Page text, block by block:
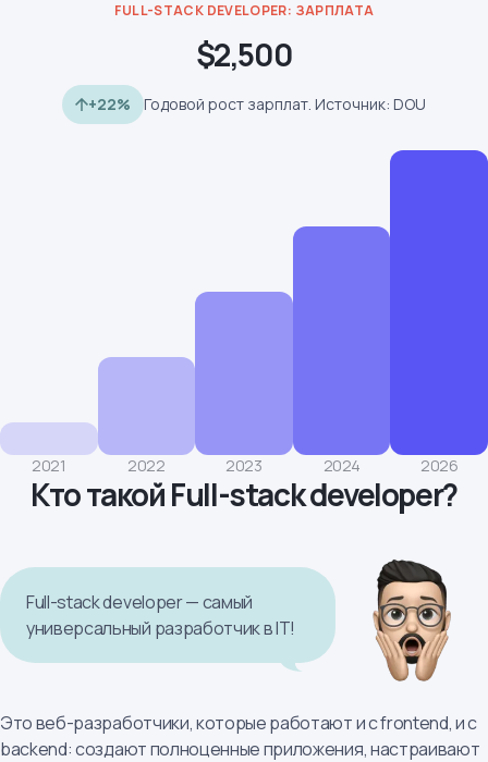
FULL-STACK DEVELOPER: ЗАРПЛАТА
$2,500
+22% Годовой рост зарплат. Источник: DOU
2021 2022 2023 2024 2026
Кто такой Full-stack developer?
Это веб-разработчики, которые работают и с frontend, и с
backend: создают полноценные приложения, настраивают
Full-stack developer — самый
универсальный разработчик в IT!